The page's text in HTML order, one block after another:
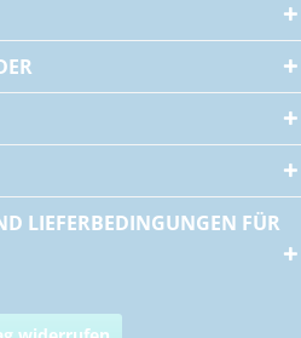
LIEFERBEDINGUNGEN FÜR